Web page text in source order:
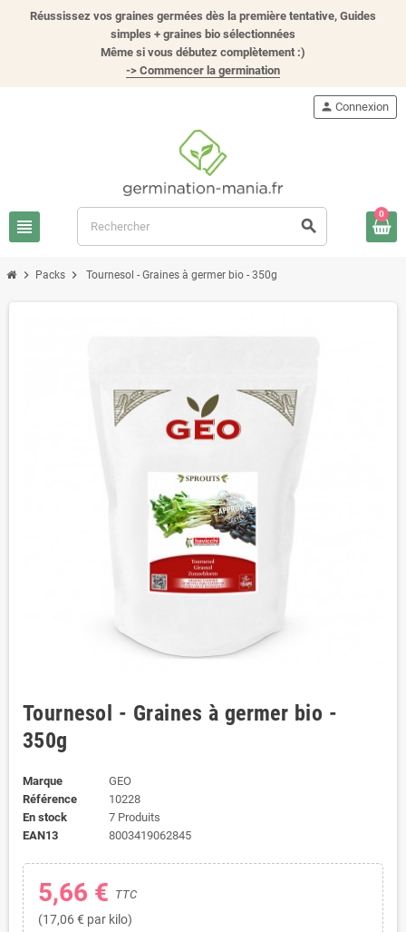
Réussissez vos graines germées dès la première tentative, Guides
simples + graines bio sélectionnées
Même si vous débutez complètement :)
-> Commencer la germination
view_headline search
person Connexion
0
chevron_right Packs chevron_right Tournesol - Graines à germer bio - 350g
Tournesol - Graines à germer bio -
350g
Marque
GEO
Référence
10228
En stock
7 Produits
EAN13
8003419062845
5,66 € TTC
(17,06 € par kilo)